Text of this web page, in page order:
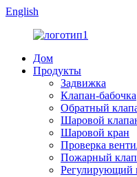
English
Дом
Продукты
Задвижка
Клапан-бабочка
Обратный
Шаровой
Шаровой кран
Проверка
Пожарный
Регулирующий